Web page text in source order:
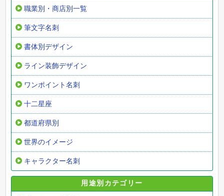
職業別・商店別一覧
筆文字名刺
書体別デザイン
ライン装飾デザイン
ワンポイント名刺
十二星座
都道府県別
世界のイメージ
キャラクター名刺
用途別カテゴリー